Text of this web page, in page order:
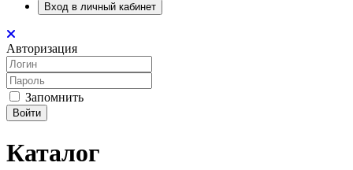
Вход в личный кабинет
Авторизация
Запомнить
Войти
Каталог